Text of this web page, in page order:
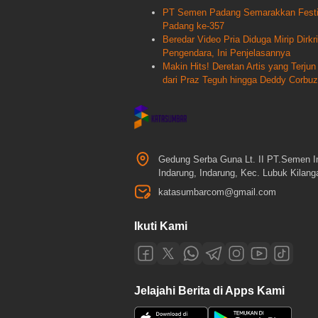
PT Semen Padang Semarakkan
Padang ke-357
Beredar Video Pria Diduga Mirip
Pengendara, Ini Penjelasannya
Makin Hits! Deretan Artis yang
dari Praz Teguh hingga Deddy
Gedung Serba Guna Lt. II PT.Semen
Indarung, Indarung, Kec. Lubuk
katasumbarcom@gmail.com
Ikuti Kami
Jelajahi Berita di Apps Kami